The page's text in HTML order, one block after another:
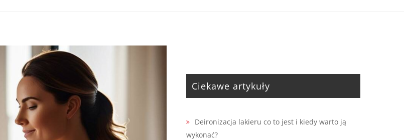
Ciekawe artykuły
Deironizacja lakieru co to jest i kiedy warto ją
wykonać?